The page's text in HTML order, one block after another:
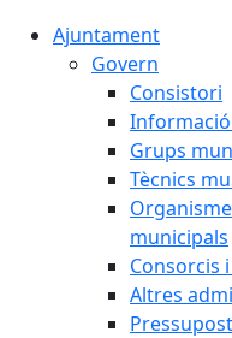
Ajuntament
Govern
Consistori
Grups
Tècnics
municipals
Consorcis
Altres